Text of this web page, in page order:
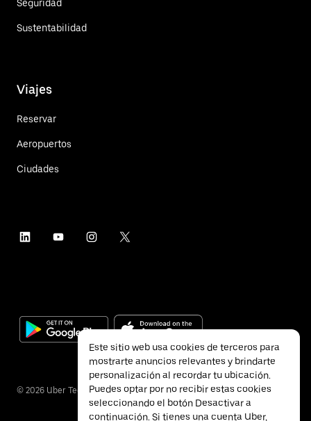
Seguridad
Sustentabilidad
Viajes
Reservar
Aeropuertos
Ciudades
© 2026 Uber Technologies Inc.
Este sitio web usa cookies de terceros para
mostrarte anuncios relevantes y brindarte
personalización al recordar tu ubicación.
Puedes optar por no recibir estas cookies
seleccionando el botón Desactivar a
continuación. Si tienes una cuenta Uber,